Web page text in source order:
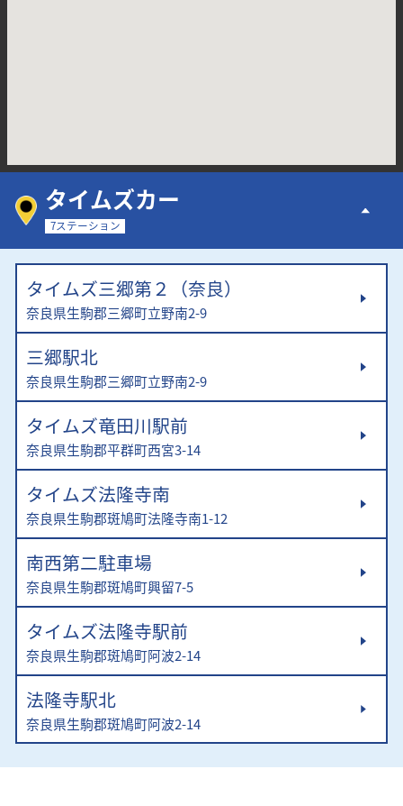
タイムズカー
7ステーション
タイムズ三郷第２（奈良）
奈良県生駒郡三郷町立野南2-9
三郷駅北
奈良県生駒郡三郷町立野南2-9
タイムズ竜田川駅前
奈良県生駒郡平群町西宮3-14
タイムズ法隆寺南
奈良県生駒郡斑鳩町法隆寺南1-12
南西第二駐車場
奈良県生駒郡斑鳩町興留7-5
タイムズ法隆寺駅前
奈良県生駒郡斑鳩町阿波2-14
法隆寺駅北
奈良県生駒郡斑鳩町阿波2-14